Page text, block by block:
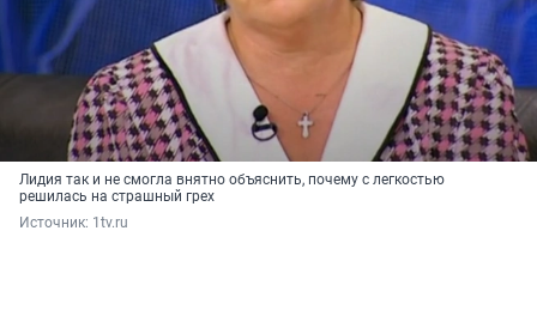
Лидия так и не смогла внятно объяснить, почему с легкостью
решилась на страшный грех
Источник: 1tv.ru